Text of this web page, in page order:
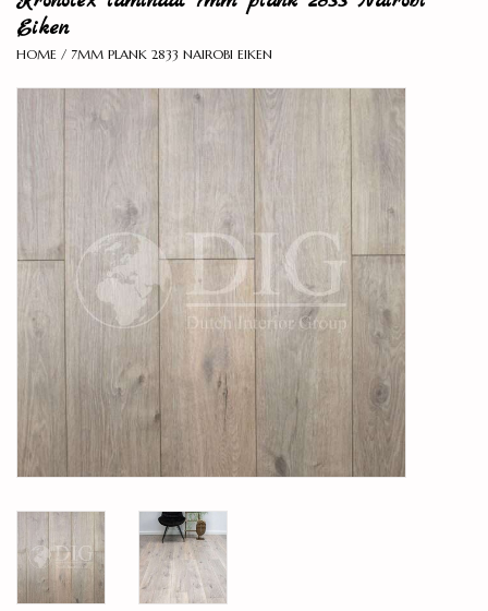
Parket
Wand en trap
Legservice
Showroom
Eiken
HOME / 7MM PLANK 2833 NAIROBI EIKEN